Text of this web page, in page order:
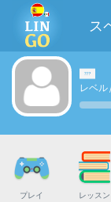
ス
レベル
プレイ レッスン